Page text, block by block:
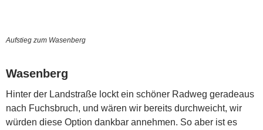
Aufstieg zum Wasenberg
Wasenberg
Hinter der Landstraße lockt ein schöner Radweg geradeaus
nach Fuchsbruch, und wären wir bereits durchweicht, wir
würden diese Option dankbar annehmen. So aber ist es